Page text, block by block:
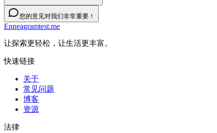
您的意见对我们非常重要！
Enneagramtest.me
让探索更轻松，让生活更丰富。
快速链接
关于
常见问题
博客
资源
法律